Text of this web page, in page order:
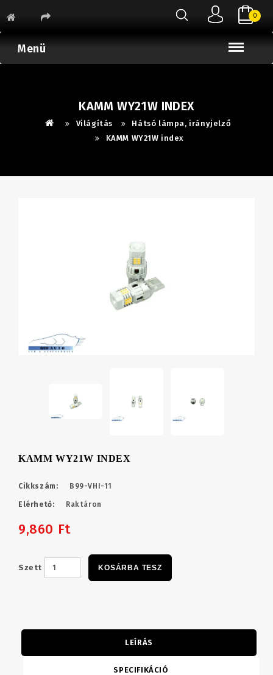
0
Menü
KAMM WY21W INDEX
Világítás
Hátsó lámpa, irányjelző
KAMM WY21W index
KAMM WY21W INDEX
Cikkszám: B99-VHI-11
Elérhető: Raktáron
9,860 Ft
Szett KOSÁRBA TESZ
LEÍRÁS
SPECIFIKÁCIÓ